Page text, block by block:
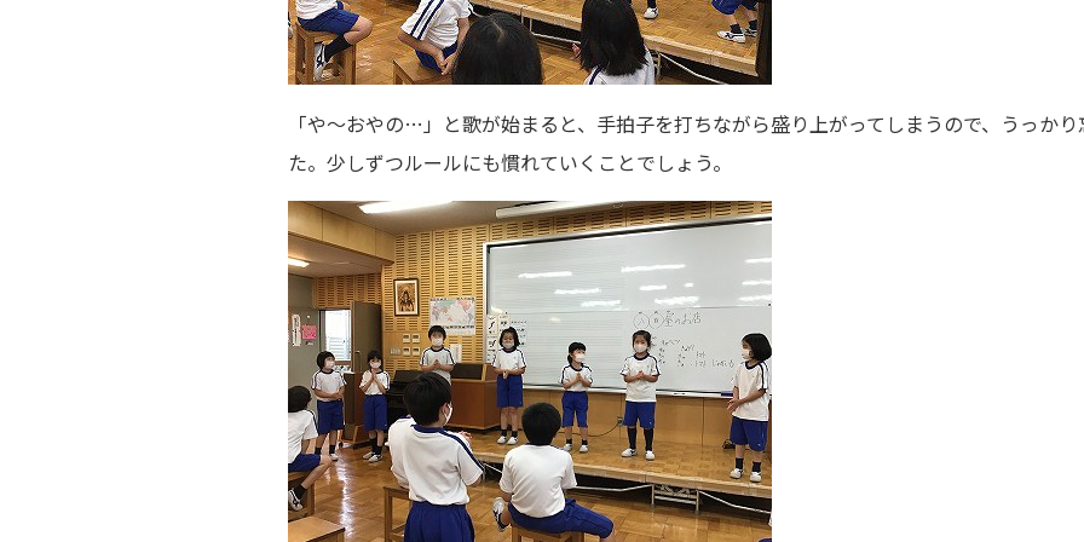
「や～おやの…」と歌が始まると、手拍子を打ちながら盛り上がってしまうので、うっか
た。少しずつルールにも慣れていくことでしょう。